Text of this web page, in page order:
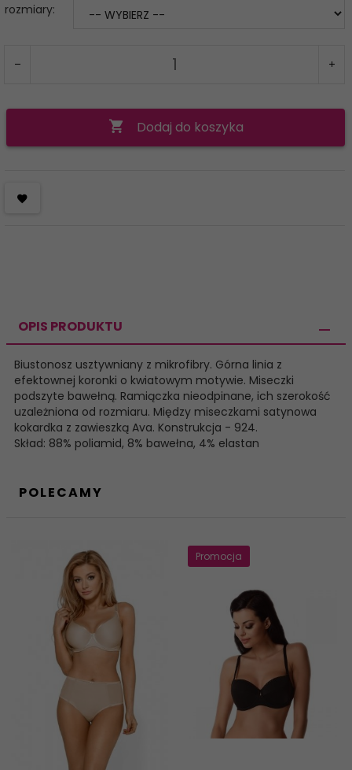
rozmiary:
Dodaj do koszyka
OPIS PRODUKTU
Biustonosz usztywniany z mikrofibry. Górna linia z
efektownej koronki o kwiatowym motywie. Miseczki
podszyte bawełną. Ramiączka nieodpinane, ich szerokość
uzależniona od rozmiaru. Między miseczkami satynowa
kokardka z zawieszką Ava. Konstrukcja - 924.
Skład: 88% poliamid, 8% bawełna, 4% elastan
POLECAMY
Promocja